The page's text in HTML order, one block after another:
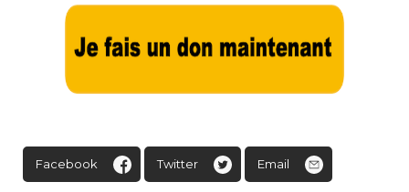
Facebook Twitter Email